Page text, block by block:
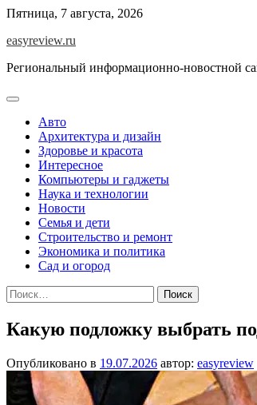
Перейти
содержимому
Пятница, 7 августа, 2026
easyreview.ru
Региональный информационно-новостной
Авто
Архитектура и дизайн
Здоровье и красота
Интересное
Компьютеры и гаджеты
Наука и технологии
Новости
Семья и дети
Строительство и ремонт
Экономика и политика
Сад и огород
Найти:
Какую подложку выбрать
Опубликовано в 19.07.2026 автор: easyreview